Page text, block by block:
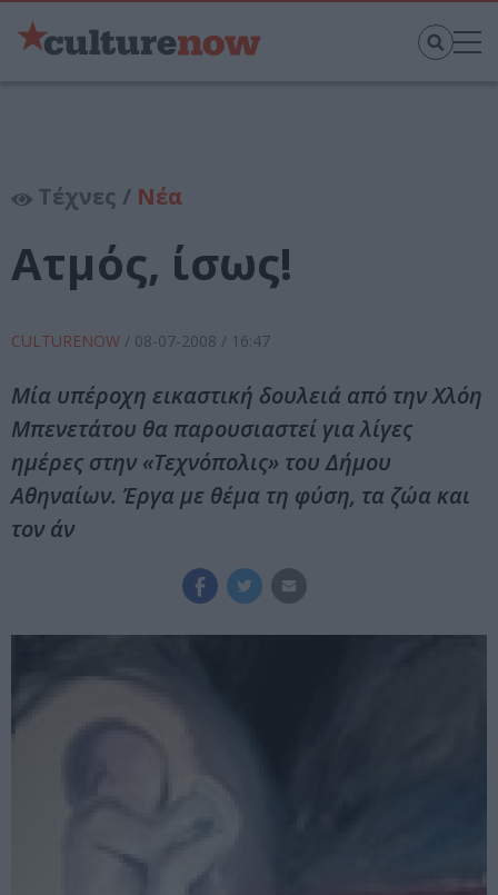
Τέχνες / Νέα
Ατμός, ίσως!
CULTURENOW / 08-07-2008 / 16:47
Μία υπέροχη εικαστική δουλειά από την Χλόη
Μπενετάτου θα παρουσιαστεί για λίγες
ημέρες στην «Τεχνόπολις» του Δήμου
Αθηναίων. Έργα με θέμα τη φύση, τα ζώα και
τον άν